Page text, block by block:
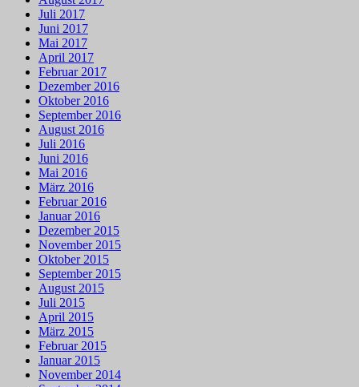
Juli 2017
Juni 2017
Mai 2017
April 2017
Februar 2017
Dezember 2016
Oktober 2016
September 2016
August 2016
Juli 2016
Juni 2016
Mai 2016
März 2016
Februar 2016
Januar 2016
Dezember 2015
November 2015
Oktober 2015
September 2015
August 2015
Juli 2015
April 2015
März 2015
Februar 2015
Januar 2015
November 2014